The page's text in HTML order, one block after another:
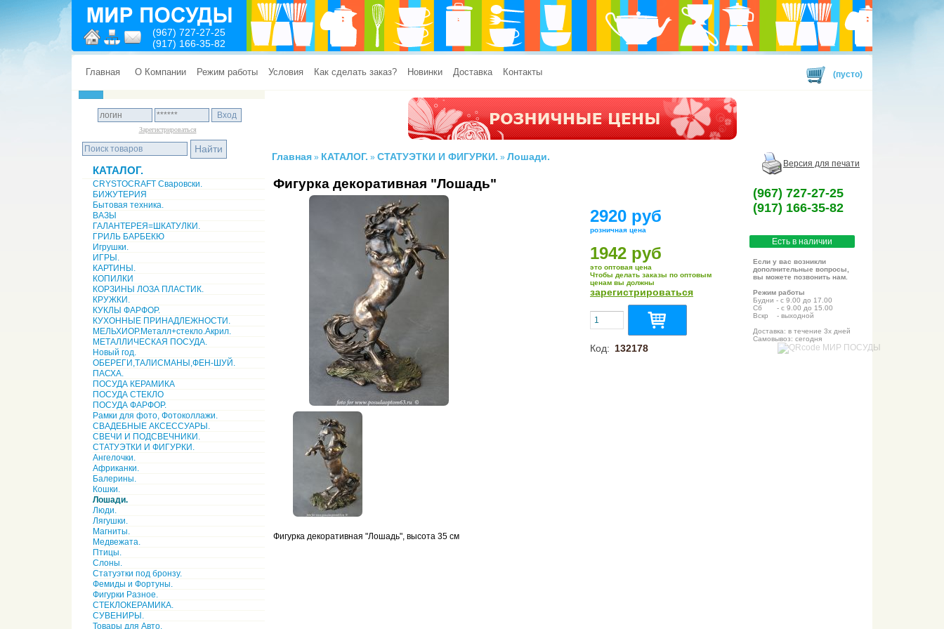
(967) 727-27-25
(917) 166-35-82
Главная О Компании Режим работы Условия Как сделать заказ? Новинки Доставка Контакты (пусто)
Зарегистрироваться
КАТАЛОГ.
CRYSTOCRAFT Сваровски.
БИЖУТЕРИЯ
Бытовая техника.
ВАЗЫ
ГАЛАНТЕРЕЯ=ШКАТУЛКИ.
ГРИЛЬ БАРБЕКЮ
Игрушки.
ИГРЫ.
КАРТИНЫ.
КОПИЛКИ
КОРЗИНЫ ЛОЗА ПЛАСТИК.
КРУЖКИ.
КУКЛЫ ФАРФОР.
КУХОННЫЕ ПРИНАДЛЕЖНОСТИ.
МЕЛЬХИОР.Металл+стекло.Акрил.
МЕТАЛЛИЧЕСКАЯ ПОСУДА.
Новый год.
ОБЕРЕГИ,ТАЛИСМАНЫ,ФЕН-ШУЙ.
ПАСХА.
ПОСУДА КЕРАМИКА
ПОСУДА СТЕКЛО
ПОСУДА ФАРФОР.
Рамки для фото, Фотоколлажи.
СВАДЕБНЫЕ АКСЕССУАРЫ.
СВЕЧИ И ПОДСВЕЧНИКИ.
СТАТУЭТКИ И ФИГУРКИ.
Ангелочки.
Африканки.
Балерины.
Кошки.
Лошади.
Люди.
Лягушки.
Магниты.
Медвежата.
Птицы.
Слоны.
Статуэтки под бронзу.
Фемиды и Фортуны.
Фигурки Разное.
СТЕКЛОКЕРАМИКА.
СУВЕНИРЫ.
Товары для Авто.
Главная » КАТАЛОГ. » СТАТУЭТКИ И ФИГУРКИ. » Лошади.
Версия для печати
Фигурка декоративная "Лошадь"
(967) 727-27-25
(917) 166-35-82
Есть в наличии
Если у вас возникли
дополнительные вопросы,
вы можете позвонить нам.
Режим работы
Будни - с 9.00 до 17.00
Сб - с 9.00 до 15.00
Вскр - выходной
Доставка: в течение 3х дней
Самовывоз: сегодня
2920 руб
розничная цена
1942 руб
это оптовая цена
Чтобы делать заказы по оптовым
ценам вы должны
зарегистрироваться
Код: 132178
Фигурка декоративная "Лошадь", высота 35 см